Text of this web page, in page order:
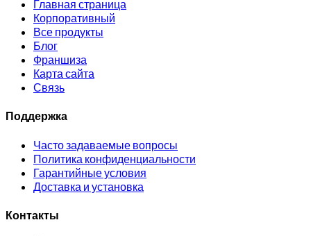
Главная страница
Корпоративный
Все продукты
Блог
Франшиза
Карта сайта
Связь
Поддержка
Часто задаваемые вопросы
Политика конфиденциальности
Гарантийные условия
Доставка и установка
Контакты